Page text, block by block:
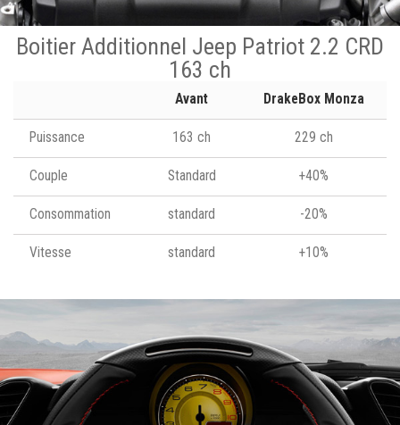
Boitier Additionnel Jeep Patriot 2.2 CRD
163 ch
Avant DrakeBox Monza
Puissance 163 ch 229 ch
Couple Standard +40%
Consommation standard -20%
Vitesse standard +10%